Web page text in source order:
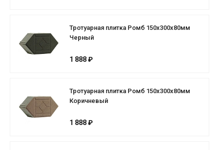
Тротуарная плитка Ромб 150х300х80мм
Черный
1 888 ₽
Тротуарная плитка Ромб 150х300х80мм
Коричневый
1 888 ₽